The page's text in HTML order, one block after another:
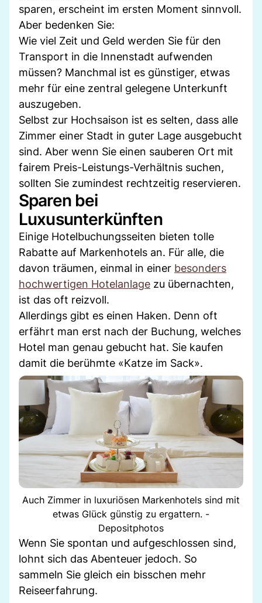
sparen, erscheint im ersten Moment sinnvoll.
Aber bedenken Sie:
Wie viel Zeit und Geld werden Sie für den
Transport in die Innenstadt aufwenden
müssen? Manchmal ist es günstiger, etwas
mehr für eine zentral gelegene Unterkunft
auszugeben.
Selbst zur Hochsaison ist es selten, dass alle
Zimmer einer Stadt in guter Lage ausgebucht
sind. Aber wenn Sie einen sauberen Ort mit
fairem Preis-Leistungs-Verhältnis suchen,
sollten Sie zumindest rechtzeitig reservieren.
Sparen bei
Luxusunterkünften
Einige Hotelbuchungsseiten bieten tolle
Rabatte auf Markenhotels an. Für alle, die
davon träumen, einmal in einer besonders
hochwertigen Hotelanlage zu übernachten,
ist das oft reizvoll.
Allerdings gibt es einen Haken. Denn oft
erfährt man erst nach der Buchung, welches
Hotel man genau gebucht hat. Sie kaufen
damit die berühmte «Katze im Sack».
Auch Zimmer in luxuriösen Markenhotels sind mit
etwas Glück günstig zu ergattern. -
Depositphotos
Wenn Sie spontan und aufgeschlossen sind,
lohnt sich das Abenteuer jedoch. So
sammeln Sie gleich ein bisschen mehr
Reiseerfahrung.